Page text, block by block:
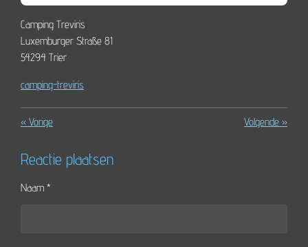
Camping Treviris
Luxemburger Straße 81
54294 Trier
camping-treviris
« Vorige Volgende »
Reactie plaatsen
Naam *